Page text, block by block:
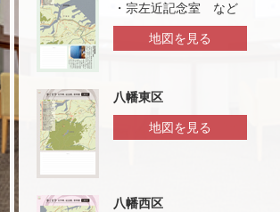
・宗左近記念室 など
地図を見る
八幡東区
地図を見る
八幡西区